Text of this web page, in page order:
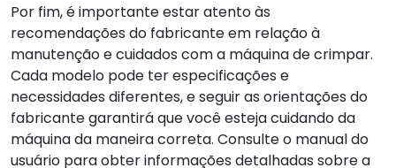
Por fim, é importante estar atento às
recomendações do fabricante em relação à
manutenção e cuidados com a máquina de crimpar.
Cada modelo pode ter especificações e
necessidades diferentes, e seguir as orientações do
fabricante garantirá que você esteja cuidando da
máquina da maneira correta. Consulte o manual do
usuário para obter informações detalhadas sobre a